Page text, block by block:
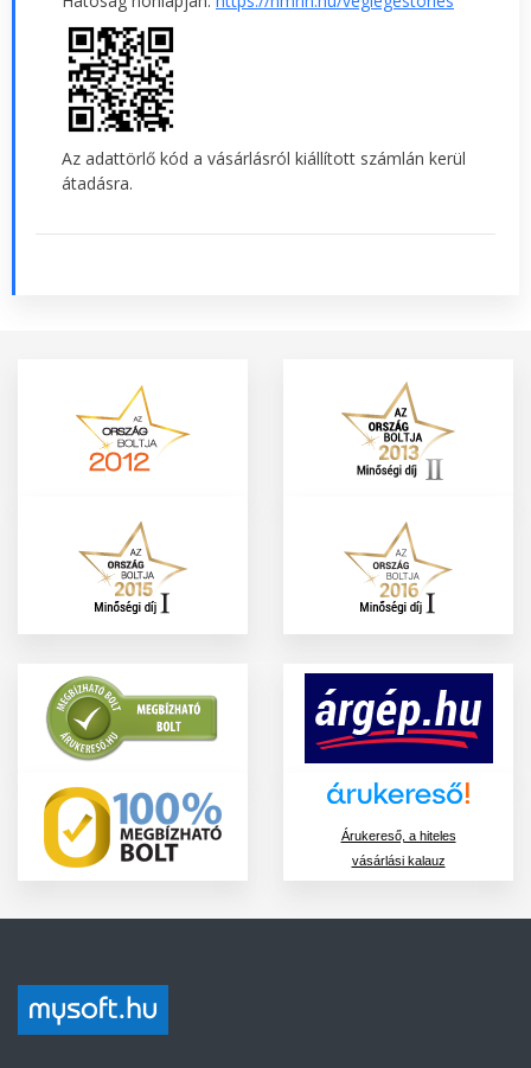
Az adattörlő kód a vásárlásról kiállított számlán kerül
átadásra.
Árukereső, a hiteles
vásárlási kalauz